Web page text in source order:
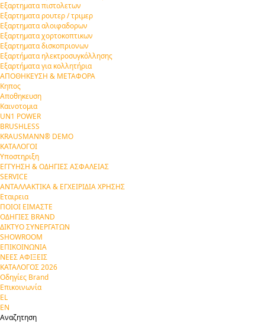
Εξαρτηματα πιστολετων
Εξαρτηματα ρουτερ / τριμερ
Εξαρτηματα αλοιφαδορων
Εξαρτηματα χορτοκοπτικων
Εξαρτηματα δισκοπριονων
Εξαρτήματα ηλεκτροσυγκόλλησης
Εξαρτήματα για κολλητήρια
ΑΠΟΘΗΚΕΥΣΗ & ΜΕΤΑΦΟΡΑ
Κηπος
Αποθηκευση
Καινοτομια
UN1 POWER
BRUSHLESS
KRAUSMANN® DEMO
ΚΑΤΑΛΟΓΟΙ
Υποστηριξη
ΕΓΓΥΗΣΗ & ΟΔΗΓΙΕΣ ΑΣΦΑΛΕΙΑΣ
SERVICE
ΑΝΤΑΛΛΑΚΤΙΚΑ & ΕΓΧΕΙΡΙΔΙΑ ΧΡΗΣΗΣ
Εταιρεια
ΠΟΙΟΙ ΕΙΜΑΣΤΕ
ΟΔΗΓΙΕΣ BRAND
ΔΙΚΤΥΟ ΣΥΝΕΡΓΑΤΩΝ
SHOWROOM
ΕΠΙΚΟΙΝΩΝΙΑ
ΝΕΕΣ ΑΦΙΞΕΙΣ
ΚΑΤΑΛΟΓΟΣ 2026
Οδηγίες Brand
Επικοινωνία
EL
EN
Αναζητηση